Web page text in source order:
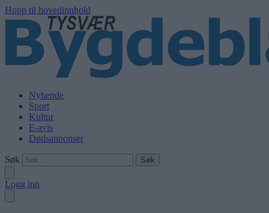
Hopp til hovedinnhold
Nyhende
Sport
Kultur
E-avis
Dødsannonser
Søk
Logg inn